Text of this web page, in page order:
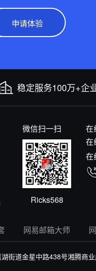
申请体验
稳定服务100万+企
微信扫一扫
Ricks568
在
在
在
网易邮箱大师
街道金星中路438号湘腾商